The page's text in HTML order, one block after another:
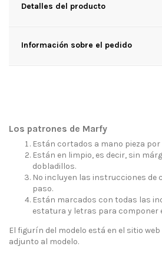
Detalles del producto
Información sobre el pedido
Los patrones de Marfy
Están cortados a mano pieza
Están en limpio, es decir, sin
dobladillos.
No incluyen las instrucciones de
paso.
Están marcados con todas las
estatura y letras para componer
El figurín del modelo está en el sitio
adjunto al modelo.